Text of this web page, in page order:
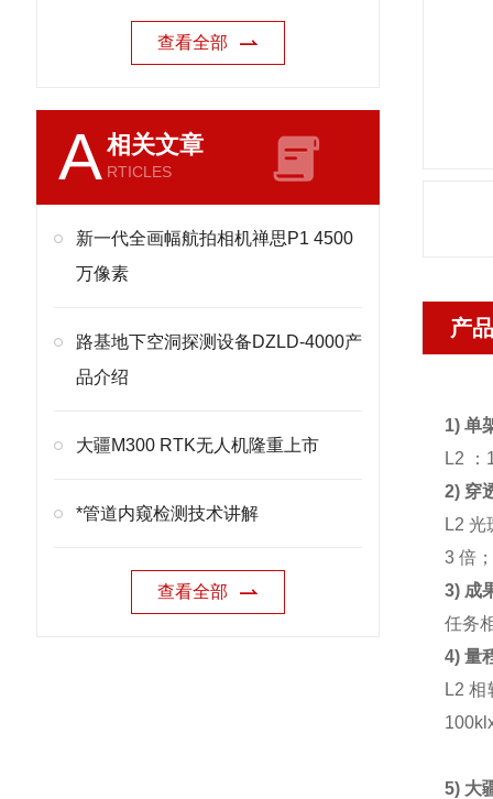
查看全部
A相关文章
RTICLES
新一代全画幅航拍相机禅思P1 4500
万像素
路基地下空洞探测设备DZLD-4000产
品介绍
大疆M300 RTK无人机隆重上市
*管道内窥检测技术讲解
查看全部
产
1) 单
L2
2) 穿
L2
3 倍
3) 成
任务
4) 量
L2
5) 大